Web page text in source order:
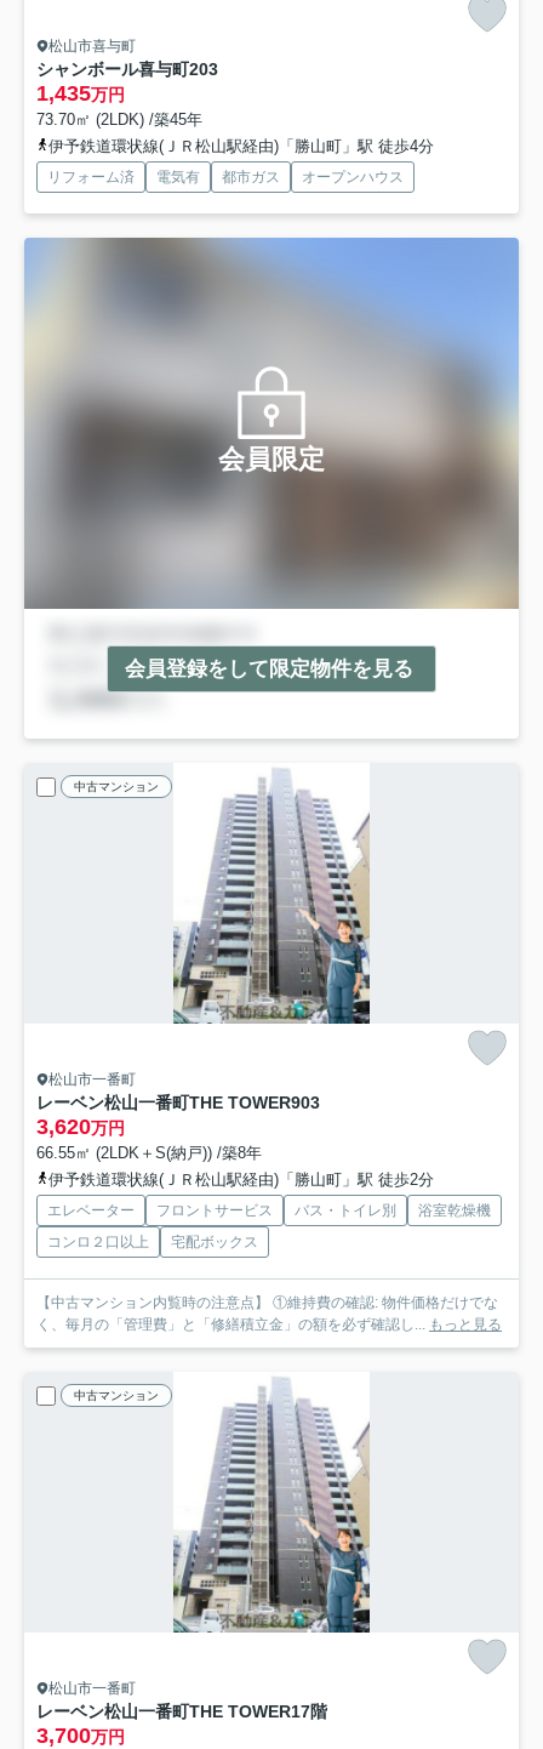
松山市喜与町
シャンボール喜与町203
1,435万円
73.70㎡ (2LDK) /築45年
伊予鉄道環状線(ＪＲ松山駅経由)「勝山町」駅 徒歩4分
リフォーム済 電気有 都市ガス オープンハウス
会員限定
会員登録をして限定物件を見る
中古マンション
松山市一番町
レーベン松山一番町THE TOWER903
3,620万円
66.55㎡ (2LDK＋S(納戸)) /築8年
伊予鉄道環状線(ＪＲ松山駅経由)「勝山町」駅 徒歩2分
エレベーター フロントサービス バス・トイレ別
浴室乾燥機
コンロ２口以上
宅配ボックス
【中古マンション内覧時の注意点】 ①維持費の確認: 物件価格だけでな
く、毎月の「管理費」と「修繕積立金」の額を必ず確認し... もっと見る
中古マンション
松山市一番町
レーベン松山一番町THE TOWER17階
3,700万円